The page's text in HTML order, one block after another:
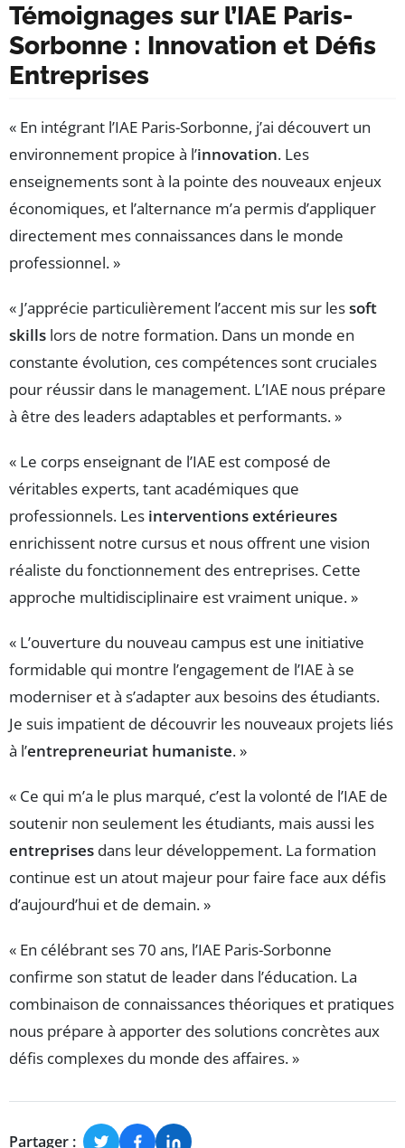
Témoignages sur l’IAE Paris-
Sorbonne : Innovation et Défis
Entreprises
« En intégrant l’IAE Paris-Sorbonne, j’ai découvert un
environnement propice à l’innovation. Les
enseignements sont à la pointe des nouveaux enjeux
économiques, et l’alternance m’a permis d’appliquer
directement mes connaissances dans le monde
professionnel. »
« J’apprécie particulièrement l’accent mis sur lessoft
skills lors de notre formation. Dans un monde en
constante évolution, ces compétences sont cruciales
pour réussir dans le management. L’IAE nous prépare
à être des leaders adaptables et performants. »
« Le corps enseignant de l’IAE est composé de
véritables experts, tant académiques que
professionnels. Les interventions extérieures
enrichissent notre cursus et nous offrent une vision
réaliste du fonctionnement des entreprises. Cette
approche multidisciplinaire est vraiment unique. »
« L’ouverture du nouveau campus est une initiative
formidable qui montre l’engagement de l’IAE à se
moderniser et à s’adapter aux besoins des étudiants.
Je suis impatient de découvrir les nouveaux projets liés
à l’entrepreneuriat humaniste. »
« Ce qui m’a le plus marqué, c’est la volonté de l’IAE de
soutenir non seulement les étudiants, mais aussi les
entreprises dans leur développement. La formation
continue est un atout majeur pour faire face aux défis
d’aujourd’hui et de demain. »
« En célébrant ses 70 ans, l’IAE Paris-Sorbonne
confirme son statut de leader dans l’éducation. La
combinaison de connaissances théoriques et pratiques
nous prépare à apporter des solutions concrètes aux
défis complexes du monde des affaires. »
Partager :